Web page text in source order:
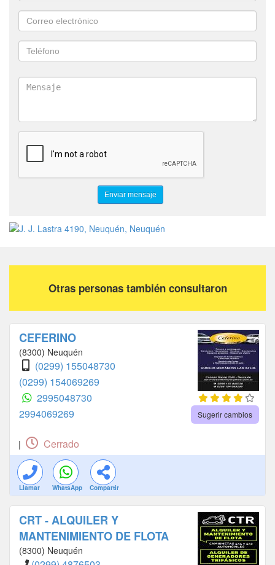
Otras personas también consultaron
CEFERINO
(8300) Neuquén
(0299) 155048730
(0299) 154069269
2995048730
2994069269
Sugerir cambios
| Cerrado
Llamar WhatsApp Compartir
CRT - ALQUILER Y
MANTENIMIENTO DE FLOTA
(8300) Neuquén